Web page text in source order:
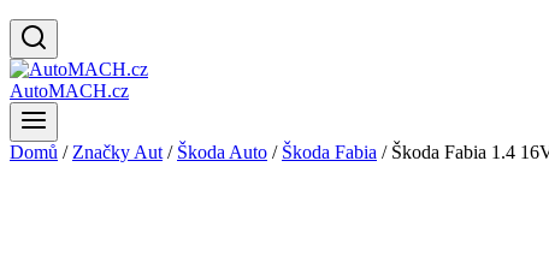
AutoMACH.cz
Domů / Značky Aut / Škoda Auto / Škoda Fabia / Škoda Fabia 1.4